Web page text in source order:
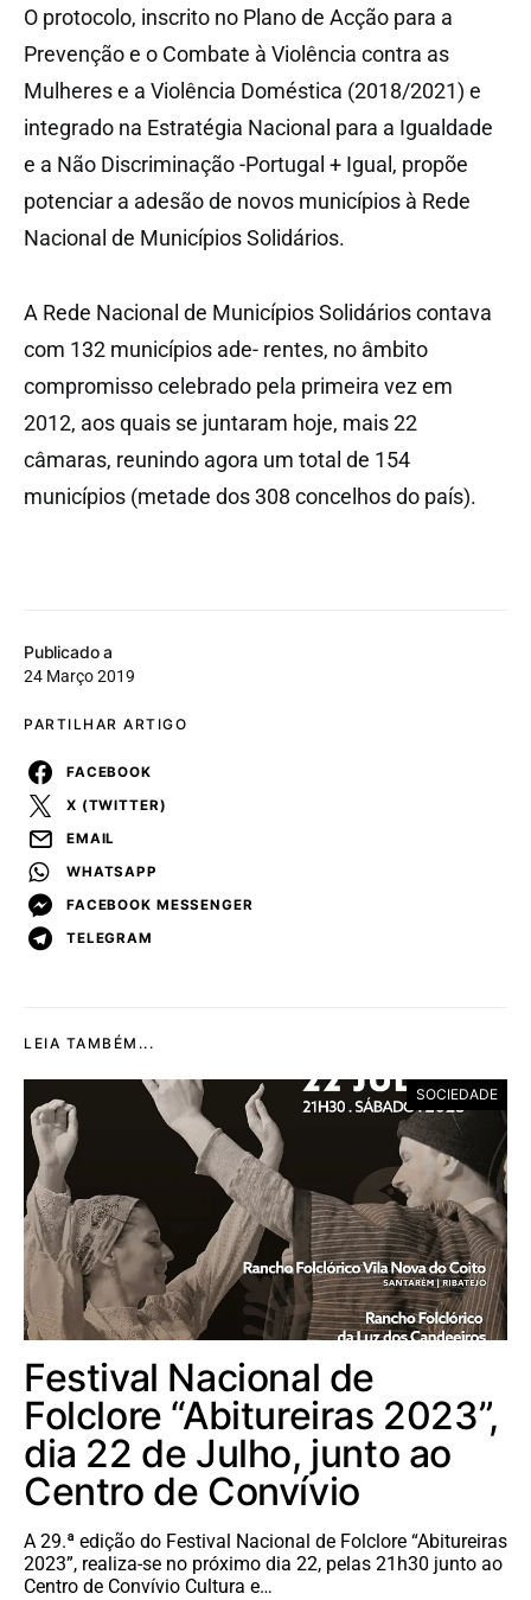
Publicado a
24 Março 2019
PARTILHAR ARTIGO
FACEBOOK
X (TWITTER)
EMAIL
WHATSAPP
FACEBOOK MESSENGER
TELEGRAM
O protocolo, inscrito no Plano de Acção para a
Prevenção e o Combate à Violência contra as
Mulheres e a Violência Doméstica (2018/2021) e
integrado na Estratégia Nacional para a Igualdade
e a Não Discriminação -Portugal + Igual, propõe
potenciar a adesão de novos municípios à Rede
Nacional de Municípios Solidários.
A Rede Nacional de Municípios Solidários contava
com 132 municípios ade- rentes, no âmbito
compromisso celebrado pela primeira vez em
2012, aos quais se juntaram hoje, mais 22
câmaras, reunindo agora um total de 154
municípios (metade dos 308 concelhos do país).
LEIA TAMBÉM...
SOCIEDADE
Festival Nacional de
Folclore “Abitureiras 2023”,
dia 22 de Julho, junto ao
Centro de Convívio
A 29.ª edição do Festival Nacional de Folclore “Abitureiras
2023”, realiza-se no próximo dia 22, pelas 21h30 junto ao
Centro de Convívio Cultura e…